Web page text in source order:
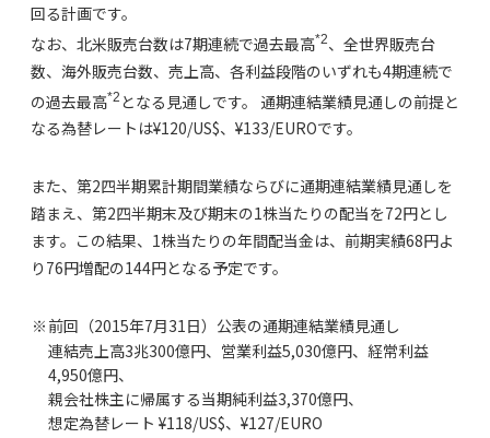
回る計画です。
なお、北米販売台数は7期連続で過去最高*2、全世界販売台
数、海外販売台数、売上高、各利益段階のいずれも4期連続で
の過去最高*2 となる見通しです。 通期連結業績見通しの前提と
なる為替レートは¥120/US$、¥133/EUROです。
また、第2四半期累計期間業績ならびに通期連結業績見通しを
踏まえ、第2四半期末及び期末の1株当たりの配当を72円とし
ます。この結果、1株当たりの年間配当金は、前期実績68円よ
り76円増配の144円となる予定です。
※ 前回（2015年7月31日）公表の通期連結業績見通し
連結売上高3兆300億円、営業利益5,030億円、経常利益
4,950億円、
親会社株主に帰属する当期純利益3,370億円、
想定為替レート ¥118/US$、¥127/EURO